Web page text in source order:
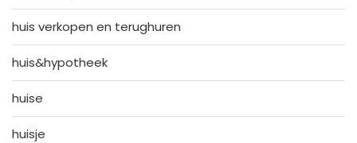
huis verkopen en terughuren
huis&hypotheek
huise
huisje